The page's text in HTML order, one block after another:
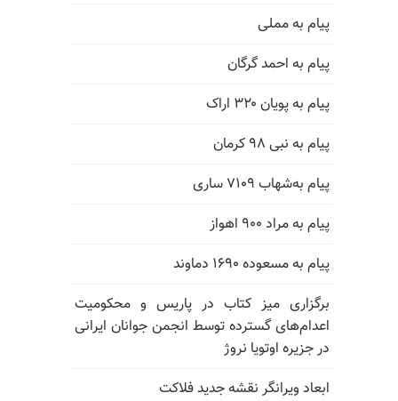
پیام به مملی
پیام به احمد گرگان
پیام به پویان ۳۲۰ اراک
پیام به نبی ۹۸ کرمان
پیام به‌شهاب ۷۱۰۹ ساری
پیام به مراد ۹۰۰ اهواز
پیام به مسعوده ۱۶۹۰ دماوند
برگزاری میز کتاب در پاریس و محکومیت
اعدام‌های گسترده توسط انجمن جوانان ایرانی
در جزیره اوتویا نروژ
ابعاد ویرانگر نقشه جدید فلاکت